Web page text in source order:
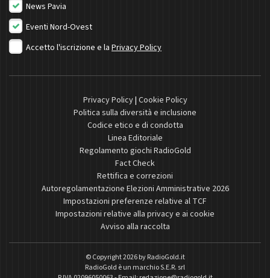
News Pavia
Eventi Nord-Ovest
Accetto l'iscrizione e la Privacy Policy
Privacy Policy| Cookie Policy
Politica sulla diversità e inclusione
Codice etico e di condotta
Linea Editoriale
Regolamento giochi RadioGold
Fact Check
Rettifica e correzioni
Autoregolamentazione Elezioni Amministrative 2026
Impostazioni preferenze relative al TCF
Impostazioni relative alla privacy e ai cookie
Avviso alla raccolta
© Copyright 2026 byRadioGold.it
RadioGold è un marchio S.E.R. srl